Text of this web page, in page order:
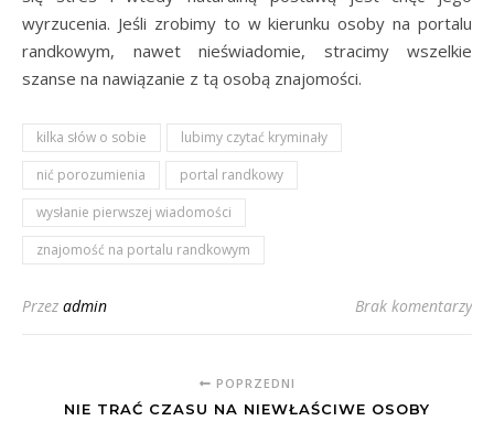
wyrzucenia. Jeśli zrobimy to w kierunku osoby na portalu
randkowym, nawet nieświadomie, stracimy wszelkie
szanse na nawiązanie z tą osobą znajomości.
kilka słów o sobie
lubimy czytać kryminały
nić porozumienia
portal randkowy
wysłanie pierwszej wiadomości
znajomość na portalu randkowym
Przez admin Brak komentarzy
POPRZEDNI
NIE TRAĆ CZASU NA NIEWŁAŚCIWE OSOBY